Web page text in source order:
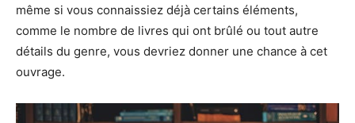
même si vous connaissiez déjà certains éléments,
comme le nombre de livres qui ont brûlé ou tout autre
détails du genre, vous devriez donner une chance à cet
ouvrage.